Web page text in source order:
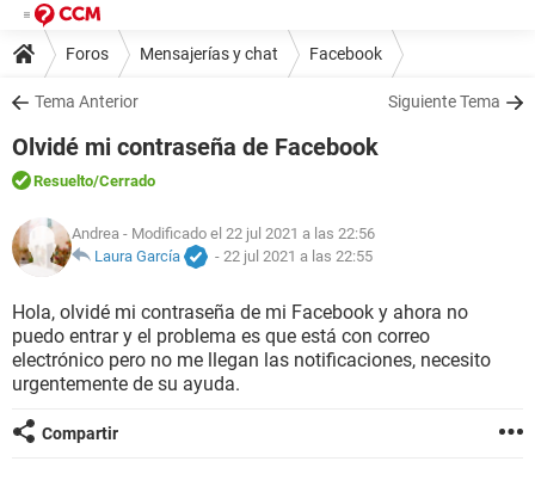
Foros Mensajerías y chat Facebook
Tema Anterior Siguiente Tema
Olvidé mi contraseña de Facebook
Resuelto/Cerrado
Andrea - Modificado el 22 jul 2021 a las 22:56
Laura García
- 22 jul 2021 a las 22:55
Hola, olvidé mi contraseña de mi Facebook y ahora no
puedo entrar y el problema es que está con correo
electrónico pero no me llegan las notificaciones, necesito
urgentemente de su ayuda.
Compartir